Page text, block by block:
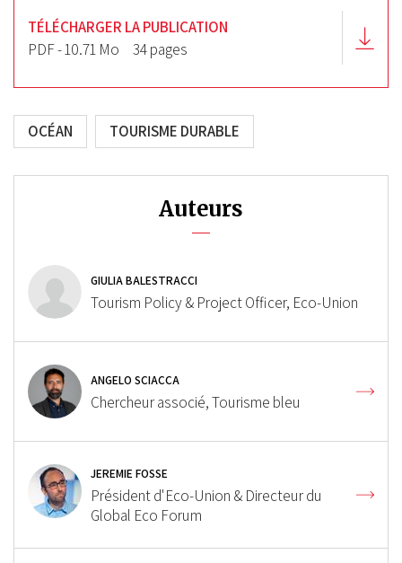
TÉLÉCHARGER LA PUBLICATION
PDF - 10.71 Mo
34 pages
OCÉAN TOURISME DURABLE
Auteurs
GIULIA BALESTRACCI
Tourism Policy & Project Officer, Eco-Union
ANGELO SCIACCA
Chercheur associé, Tourisme bleu
JEREMIE FOSSE
Président d'Eco-Union & Directeur du
Global Eco Forum